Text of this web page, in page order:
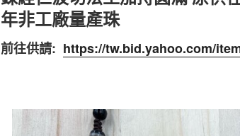
年非工廠量產珠
前往供請: https://tw.bid.yahoo.com/